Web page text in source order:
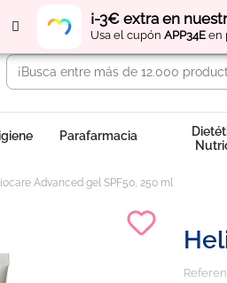
¡-3€ extra en
Usa el cupón APP34E en
Parafarmacia
Advanced gel SPF50, 250 ml